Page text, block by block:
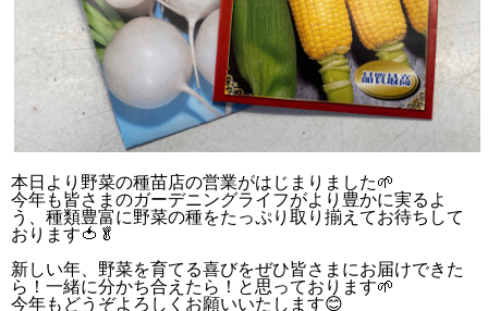
本日より野菜の種苗店の営業がはじまりました🌱
今年も皆さまのガーデニングライフがより豊かに実るよ
う、種類豊富に野菜の種をたっぷり取り揃えてお待ちして
おります🍅🥬
新しい年、野菜を育てる喜びをぜひ皆さまにお届けできた
ら！一緒に分かち合えたら！と思っております🌱
今年もどうぞよろしくお願いいたします😊